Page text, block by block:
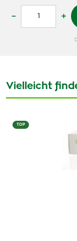
– +
Vielleicht
TOP